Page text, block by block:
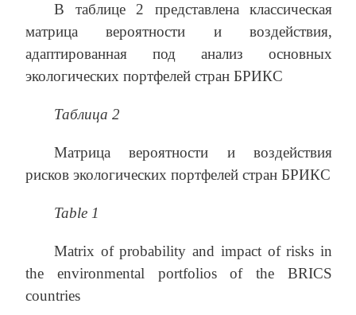
В таблице 2 представлена классическая
матрица вероятности и воздействия,
адаптированная под анализ основных
экологических портфелей стран БРИКС
Таблица 2
Матрица вероятности и воздействия
рисков экологических портфелей стран БРИКС
Table 1
Matrix of probability and impact of risks in
the environmental portfolios of the BRICS
countries